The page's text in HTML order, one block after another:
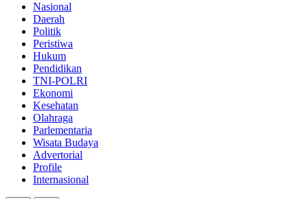
Nasional
Daerah
Politik
Peristiwa
Hukum
Pendidikan
TNI-POLRI
Ekonomi
Kesehatan
Olahraga
Parlementaria
Wisata Budaya
Advertorial
Profile
Internasional